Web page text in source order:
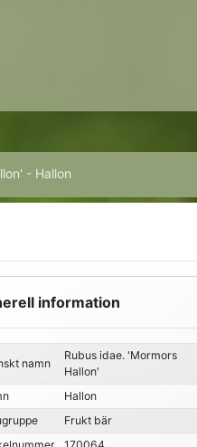
- Hallon
information
namn
Rubus idae. 'Mormors
Hallon'
Hallon
Frukt bär